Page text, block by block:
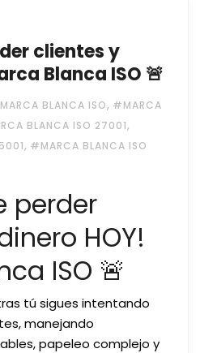
clientes y
Blanca ISO 🚨
BLANCA ISO, #MARCA
BLANCA ISO 27001,
, #MARCA BLANCA ISO
perder
HOY!
ISO 🚨
tú sigues intentando
manejando
papeleo complejo y